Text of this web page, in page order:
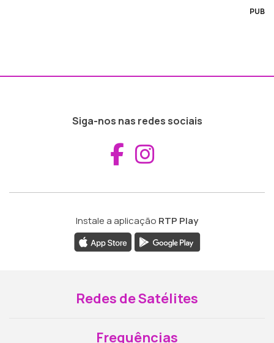
PUB
Siga-nos nas redes sociais
Aceder ao
Instale a aplicação RTP Play
Redes de Satélites
Frequências